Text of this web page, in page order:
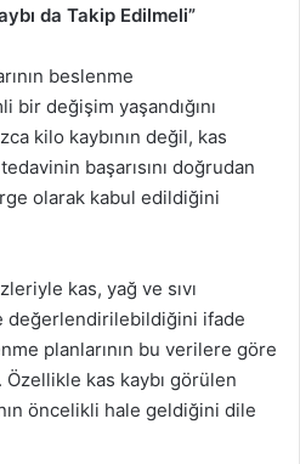
da Takip Edilmeli”
beslenme
değişim yaşandığını
kilo kaybının değil, kas
başarısını doğrudan
olarak kabul edildiğini
kas, yağ ve sıvı
değerlendirilebildiğini ifade
planlarının bu verilere göre
kas kaybı görülen
öncelikli hale geldiğini dile